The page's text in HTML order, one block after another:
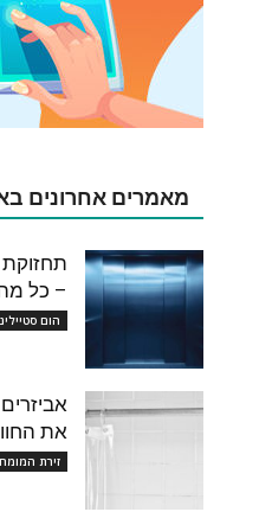
מאמרים אחרונים
– כל
הום
את
זירת